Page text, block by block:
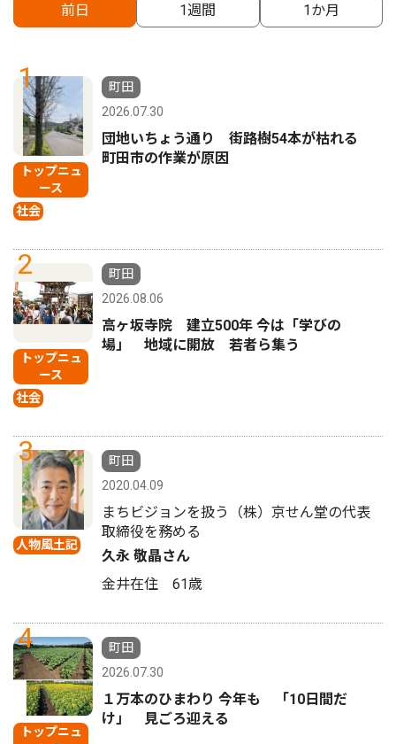
前日 1週間 1か月
1
トップニュ
ース
社会
町田
2026.07.30
団地いちょう通り 街路樹54本が枯れる
町田市の作業が原因
2
トップニュ
ース
社会
町田
2026.08.06
高ヶ坂寺院 建立500年 今は「学びの
場」 地域に開放 若者ら集う
3
人物風土記
町田
2020.04.09
まちビジョンを扱う（株）京せん堂の代表
取締役を務める
久永 敬晶さん
金井在住 61歳
4
トップニュ
町田
2026.07.30
１万本のひまわり 今年も 「10日間だ
け」 見ごろ迎える